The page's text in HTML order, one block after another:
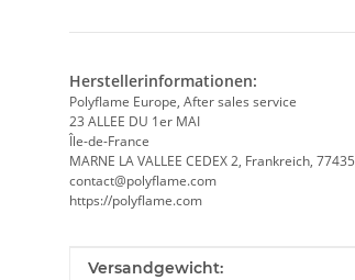
Herstellerinformationen:
Polyflame Europe, After sales service
23 ALLEE DU 1er MAI
Île-de-France
MARNE LA VALLEE CEDEX 2, Frankreich, 77435
contact@polyflame.com
https://polyflame.com
Produkteigenschaft
Wert
Versandgewicht: